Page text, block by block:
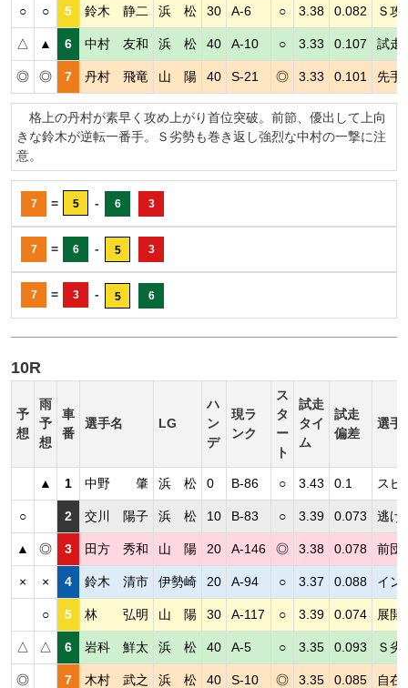
○ ○ 5 鈴木 静二 浜 松 30 A-6 ○ 3.38 0.082 Ｓ攻
△ ▲ 6 中村 友和 浜 松 40 A-10 ○ 3.33 0.107 試走
◎ ◎ 7 丹村 飛竜 山 陽 40 S-21 ◎ 3.33 0.101 先手
格上の丹村が素早く攻め上がり首位突破。前節、優出して上向
きな鈴木が逆転一番手。Ｓ劣勢も巻き返し強烈な中村の一撃に注
意。
7 = 5 - 6 3
7 = 6 - 5 3
7 = 3 - 5 6
10R
予
想
雨
予
想
車
番
選手名 LG
ハ
ン
デ
現ラ
ンク
ス
タ
ー
ト
試走
タイ
ム
試走
偏差
選手
▲ 1 中野 肇 浜 松 0 B-86 ○ 3.43 0.1 スピ
○ 2 交川 陽子 浜 松 10 B-83 ○ 3.39 0.073 逃げ
▲ ◎ 3 田方 秀和 山 陽 20 A-146 ◎ 3.38 0.078 前団
× × 4 鈴木 清市 伊勢崎 20 A-94 ○ 3.37 0.088 イン
○ 5 林 弘明 山 陽 30 A-117 ○ 3.39 0.074 展開
△ △ 6 岩科 鮮太 浜 松 40 A-5 ○ 3.35 0.093 Ｓ劣
◎ 7 木村 武之 浜 松 40 S-10 ◎ 3.35 0.085 自在